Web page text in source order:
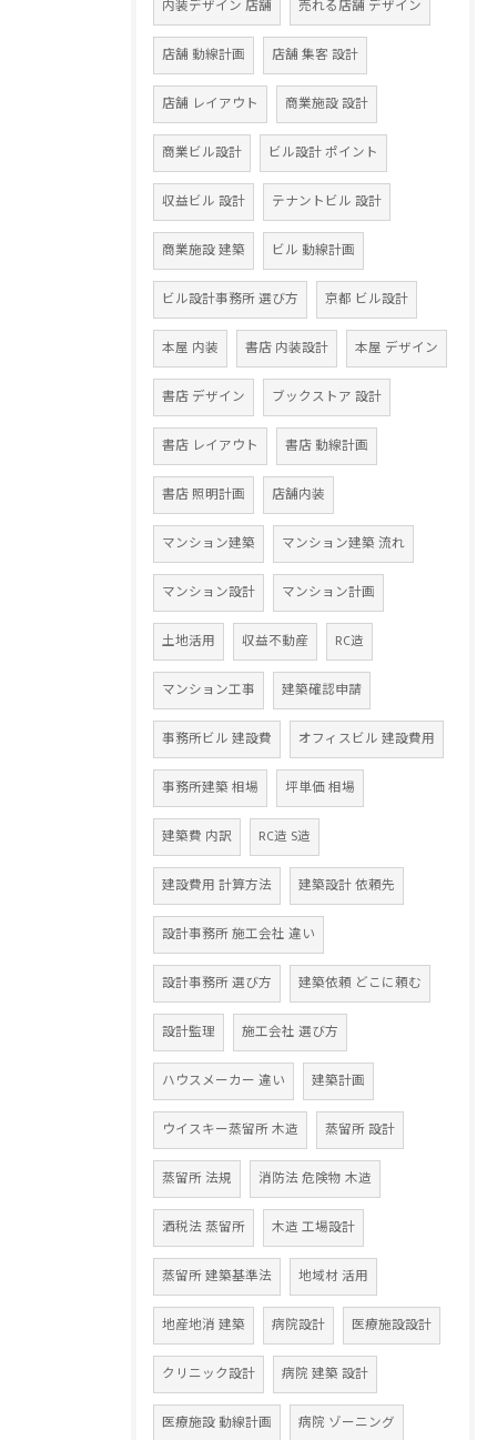
内装デザイン 店舗 売れる店舗 デザイン
店舗 動線計画 店舗 集客 設計
店舗 レイアウト 商業施設 設計
商業ビル設計 ビル設計 ポイント
収益ビル 設計 テナントビル 設計
商業施設 建築 ビル 動線計画
ビル設計事務所 選び方 京都 ビル設計
本屋 内装 書店 内装設計 本屋 デザイン
書店 デザイン ブックストア 設計
書店 レイアウト 書店 動線計画
書店 照明計画 店舗内装
マンション建築 マンション建築 流れ
マンション設計 マンション計画
土地活用 収益不動産 RC造
マンション工事 建築確認申請
事務所ビル 建設費 オフィスビル 建設費用
事務所建築 相場 坪単価 相場
建築費 内訳 RC造 S造
建設費用 計算方法 建築設計 依頼先
設計事務所 施工会社 違い
設計事務所 選び方 建築依頼 どこに頼む
設計監理 施工会社 選び方
ハウスメーカー 違い 建築計画
ウイスキー蒸留所 木造 蒸留所 設計
蒸留所 法規 消防法 危険物 木造
酒税法 蒸留所 木造 工場設計
蒸留所 建築基準法 地域材 活用
地産地消 建築 病院設計 医療施設設計
クリニック設計 病院 建築 設計
医療施設 動線計画 病院 ゾーニング